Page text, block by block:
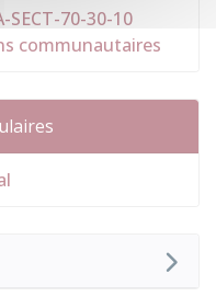
70-30-10
communautaires